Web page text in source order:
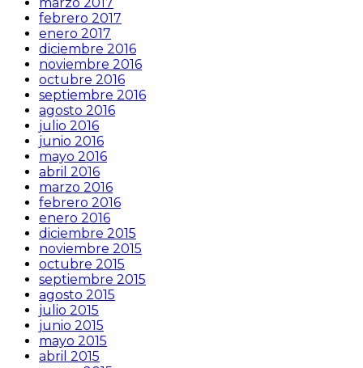
febrero 2017
enero 2017
diciembre 2016
noviembre 2016
octubre 2016
septiembre 2016
agosto 2016
julio 2016
junio 2016
mayo 2016
abril 2016
marzo 2016
febrero 2016
enero 2016
diciembre 2015
noviembre 2015
octubre 2015
septiembre 2015
agosto 2015
julio 2015
junio 2015
mayo 2015
abril 2015